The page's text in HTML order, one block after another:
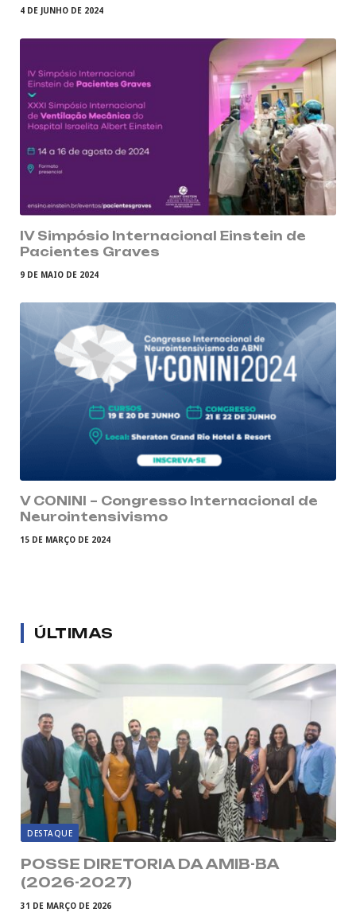
4 DE JUNHO DE 2024
IV Simpósio Internacional Einstein de
Pacientes Graves
9 DE MAIO DE 2024
V CONINI – Congresso Internacional de
Neurointensivismo
15 DE MARÇO DE 2024
ÚLTIMAS
DESTAQUE
POSSE DIRETORIA DA AMIB-BA
(2026-2027)
31 DE MARÇO DE 2026